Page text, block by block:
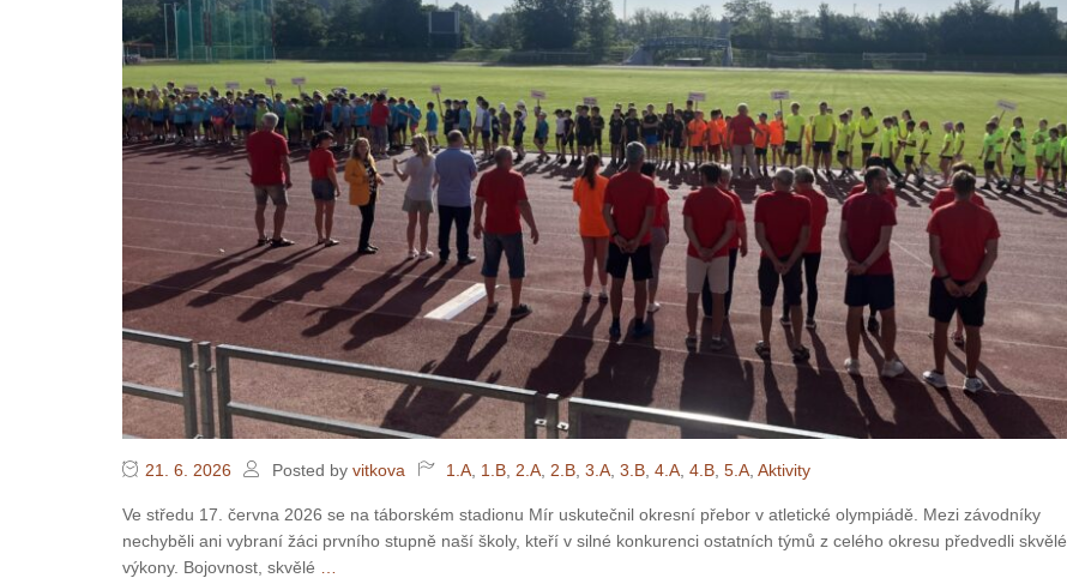
21. 6. 2026 Posted by vitkova 1.A 1.B 2.A 2.B 3.A 3.B 4.A 4.B 5.A Aktivity
Ve středu 17. června 2026 se na táborském stadionu Mír uskutečnil okresní přebor v atletické olympiádě. Mezi závodníky
nechyběli ani vybraní žáci prvního stupně naší školy, kteří v silné konkurenci ostatních týmů z celého okresu předvedli skvělé
výkony. Bojovnost, skvělé